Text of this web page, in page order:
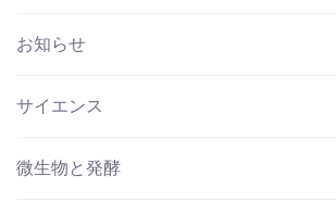
お知らせ
サイエンス
微生物と発酵